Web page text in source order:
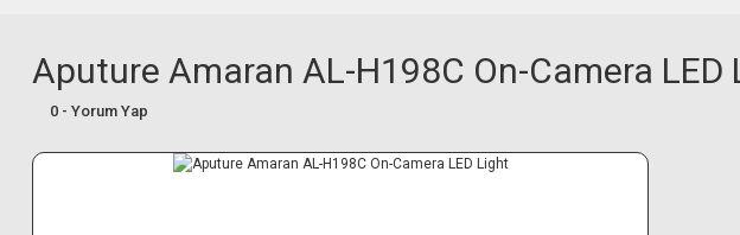
Aputure Amaran AL-H198C On-Camera LED
0 - Yorum Yap